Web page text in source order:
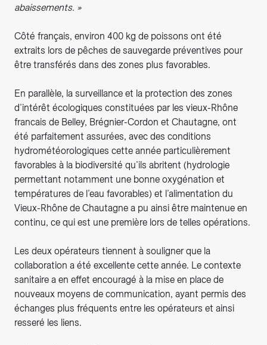
abaissements. »
Côté français, environ 400 kg de poissons ont été
extraits lors de pêches de sauvegarde préventives pour
être transférés dans des zones plus favorables.
En parallèle, la surveillance et la protection des zones
d’intérêt écologiques constituées par les vieux-Rhône
francais de Belley, Brégnier-Cordon et Chautagne, ont
été parfaitement assurées, avec des conditions
hydrométéorologiques cette année particulièrement
favorables à la biodiversité qu’ils abritent (hydrologie
permettant notamment une bonne oxygénation et
températures de l’eau favorables) et l’alimentation du
Vieux-Rhône de Chautagne a pu ainsi être maintenue en
continu, ce qui est une première lors de telles opérations.
Les deux opérateurs tiennent à souligner que la
collaboration a été excellente cette année. Le contexte
sanitaire a en effet encouragé à la mise en place de
nouveaux moyens de communication, ayant permis des
échanges plus fréquents entre les opérateurs et ainsi
resseré les liens.